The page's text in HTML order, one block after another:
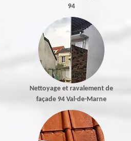
94
Nettoyage et ravalement de
façade 94 Val-de-Marne